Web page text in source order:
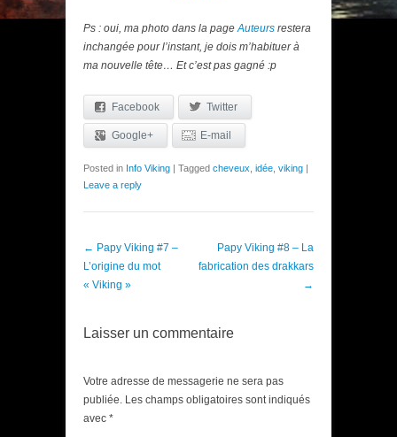
Ps : oui, ma photo dans la pageAuteurs restera
inchangée pour l’instant, je dois m’habituer à
ma nouvelle tête… Et c’est pas gagné :p
Facebook Twitter
Google+ E-mail
Posted in Info Viking Tagged cheveux, idée, viking
Leave a reply
Post navigation
← Papy Viking #7 –
L’origine du mot
« Viking »
Papy Viking #8 – La
fabrication des drakkars
→
Laisser un commentaire
Votre adresse de messagerie ne sera pas
publiée. Les champs obligatoires sont indiqués
avec *